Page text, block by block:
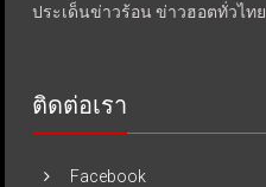
ประเด็นข่าวร้อน ข่าวฮอตทั่วไทย.
ติดต่อเรา
Facebook